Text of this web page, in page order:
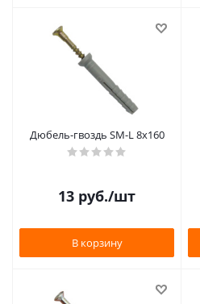
Дюбель-гвоздь SM-L 8х160
13 руб./шт
В корзину